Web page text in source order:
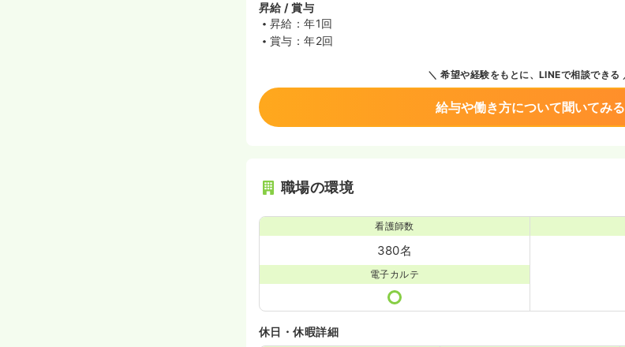
昇給 / 賞与
昇給：年1回
賞与：年2回
希望や経験をもとに、LINEで相談できる
給与や働き方について聞いてみる
職場の環境
看護師数
380名
電子カルテ
休日・休暇詳細